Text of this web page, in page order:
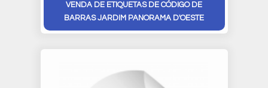
VENDA DE ETIQUETAS DE CÓDIGO DE
BARRAS JARDIM PANORAMA D'OESTE